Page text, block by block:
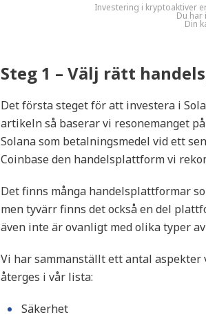
Investering i kryptoaktiver
Du har
Din
Steg 1 – Välj rätt
Det första steget för att investera i
artikeln så baserar vi resonemanget
Solana som betalningsmedel vid ett
Coinbase den handelsplattform vi
Det finns många handelsplattformar
men tyvärr finns det också en del
även inte är ovanligt med olika typer
Vi har sammanställt ett antal
återges i vår lista:
Säkerhet